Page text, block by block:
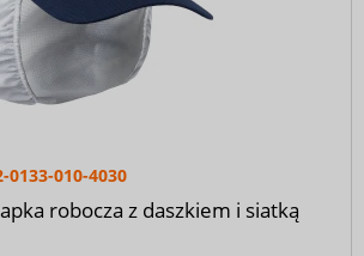
0133-010-4030
robocza z daszkiem i siatką